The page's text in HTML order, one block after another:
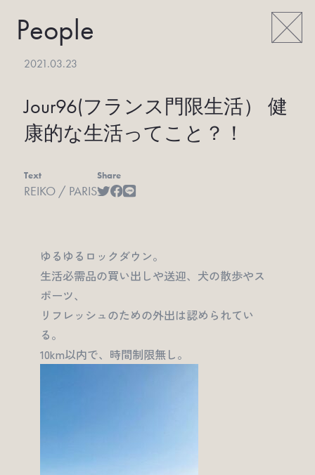
People
2021.03.23
Jour96(フランス門限生活） 健
康的な生活ってこと？！
Text
REIKO / PARIS
Share
ゆるゆるロックダウン。
生活必需品の買い出しや送迎、犬の散歩やス
ポーツ、
リフレッシュのための外出は認められてい
る。
10km以内で、時間制限無し。